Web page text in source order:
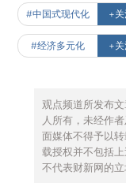
#中国式现代化 +关
#经济多元化 +关
观点频道所发布
人所有，未经作
面媒体不得予以
载授权并不包括
不代表财新网的立